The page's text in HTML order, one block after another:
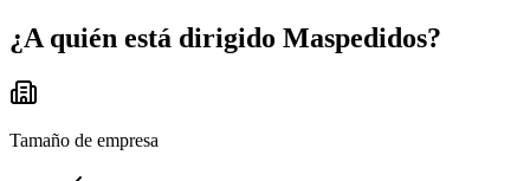
¿A quién está dirigido Maspedidos?
Tamaño de empresa